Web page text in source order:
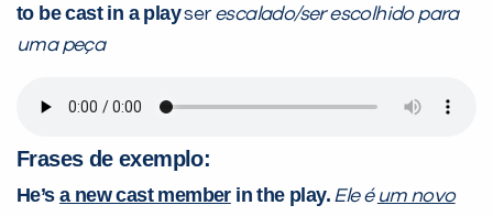
to be cast in a playserescalado/ser escolhido para
uma peça
Frases de exemplo:
He’s a new cast memberin the play. Ele é um novo